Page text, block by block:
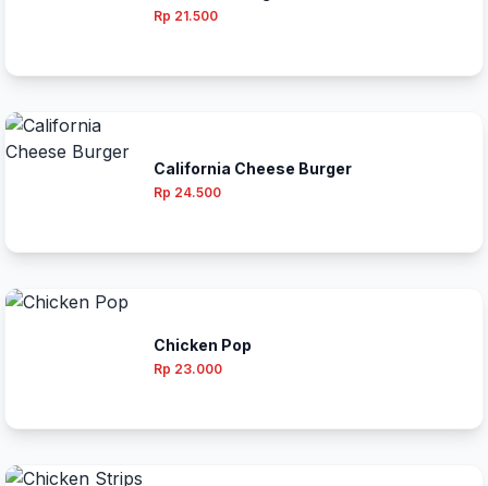
Rp 21.500
California Cheese Burger
Rp 24.500
Chicken Pop
Rp 23.000